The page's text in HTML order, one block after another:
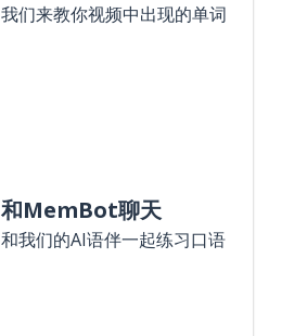
我们来教你视频中出现的单词
和MemBot聊天
和我们的AI语伴一起练习口语